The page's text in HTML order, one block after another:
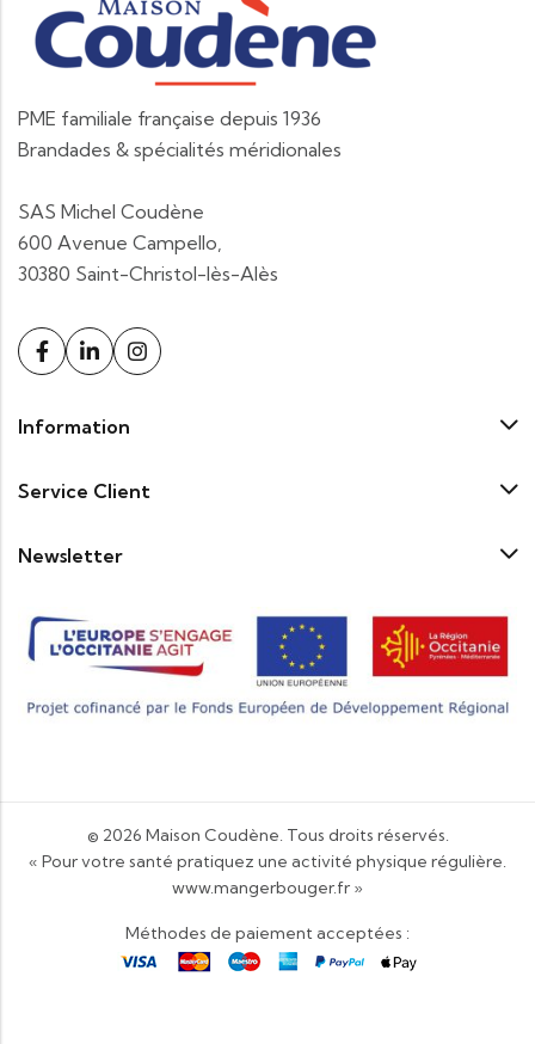
PME familiale française depuis 1936
Brandades & spécialités méridionales
SAS Michel Coudène
600 Avenue Campello,
30380 Saint-Christol-lès-Alès
Information
Service Client
Newsletter
© 2026 Maison Coudène. Tous droits réservés.
« Pour votre santé pratiquez une activité physique régulière.
www.mangerbouger.fr »
Méthodes de paiement acceptées :